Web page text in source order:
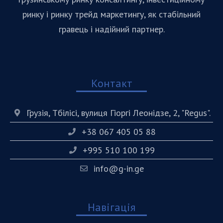
ринку і ринку трейд маркетингу, як стабільний
гравець і надійний партнер.
Контакт
Грузія, Тбілісі, вулиця Гіоргі Леонідзе, 2, "Regus".
+38 067 405 05 88
+995 510 100 199
info@g-in.ge
Навігація